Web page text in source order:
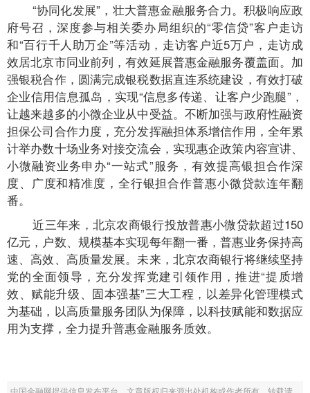
“协同化发展”，壮大普惠金融服务合力。积极响应政
府号召，深度参与相关委办局组织的“零信贷”客户走访
和“百行千人助万企”等活动，走访客户近5万户，走访成
效居北京市同业前列，有效延展普惠金融服务覆盖面。加
强银税合作，圆满完成银税数据直连系统建设，有效打破
企业信用信息孤岛，实现“信息多传递、让客户少跑腿”，
让越来越多的小微企业从中受益。不断加强与政府性融资
担保公司合作力度，充分发挥融担体系增信作用，全年累
计举办数十场业务对接交流会，实现惠企政策内容宣讲、
小微融资业务申办“一站式”服务，有效提高银担合作深
度、广度和精准度，全行银担合作普惠小微贷款连年翻
番。
近三年来，北京农商银行投放普惠小微贷款超过150
亿元，户数、规模基本实现每年翻一番，普惠业务保持高
速、高效、高质量发展。未来，北京农商银行将继续坚持
党的全面领导，充分发挥党建引领作用，推进“提质增
效、赋能升级、固本强基”三大工程，以差异化管理模式
为基础，以高质量服务团队为保障，以科技赋能和数据应
用为支撑，全力提升普惠金融服务质效。
中国金融网提供信息发布平台，文章版权归来源出处机构或作者所有，转载请